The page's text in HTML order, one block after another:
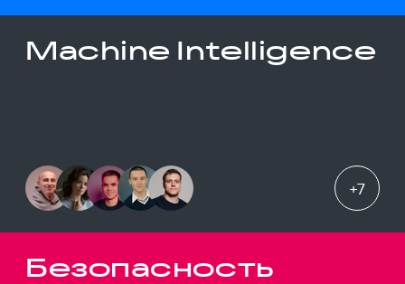
Machine Intelligence
+7
Безопасность